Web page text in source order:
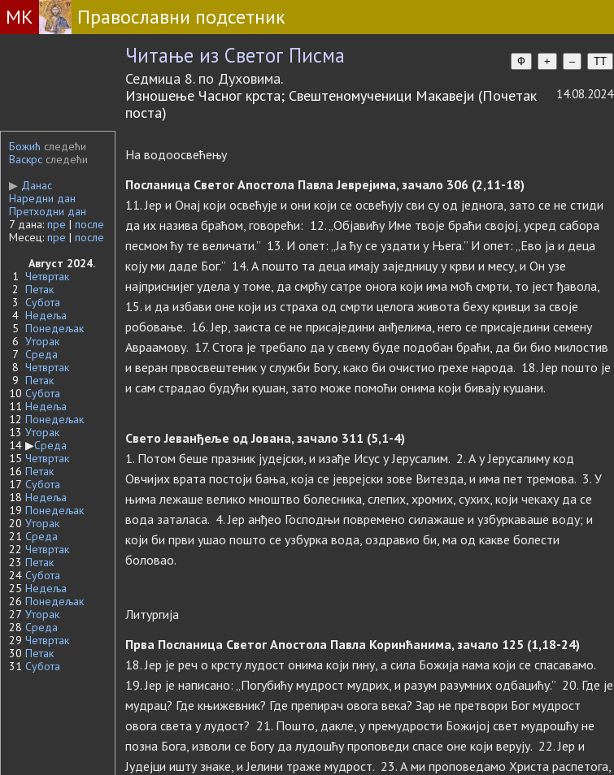
МК Православни подсетник
Читање из Светог Писма Ф + – TT
Седмица 8. по Духовима.
Изношење Часног крста; Свештеномученици Макавеји (Почетак
поста)
14.08.2024
Божић следећи
Васкрс следећи
▶ Данас
Наредни дан
Претходни дан
7 дана: пре | после
Месец: пре | после
Август 2024.
1 Четвртак
2 Петак
3 Субота
4 Недеља
5 Понедељак
6 Уторак
7 Среда
8 Четвртак
9 Петак
10 Субота
11 Недеља
12 Понедељак
13 Уторак
14 ▶Среда
15 Четвртак
16 Петак
17 Субота
18 Недеља
19 Понедељак
20 Уторак
21 Среда
22 Четвртак
23 Петак
24 Субота
25 Недеља
26 Понедељак
27 Уторак
28 Среда
29 Четвртак
30 Петак
31 Субота
На водоосвећењу
Посланица Светог Апостола Павла Јеврејима, зачало 306 (2,11-18)
11. Јер и Онај који освећује и они који се освећују сви су од једнога, зато се не стиди
да их назива браћом, говорећи: 12. „Објавићу Име твоје браћи својој, усред сабора
песмом ћу те величати.” 13. И опет: „Ја ћу се уздати у Њега.” И опет: „Ево ја и деца
коју ми даде Бог.” 14. А пошто та деца имају заједницу у крви и месу, и Он узе
најприснијег удела у томе, да смрћу сатре онога који има моћ смрти, то јест ђавола,
15. и да избави оне који из страха од смрти целога живота беху кривци за своје
робовање. 16. Јер, заиста се не присаједини анђелима, него се присаједини семену
Авраамову. 17. Стога је требало да у свему буде подобан браћи, да би био милостив
и веран првосвештеник у служби Богу, како би очистио грехе народа. 18. Јер пошто је
и сам страдао будући кушан, зато може помоћи онима који бивају кушани.
Свето Јеванђеље од Јована, зачало 311 (5,1-4)
1. Потом беше празник јудејски, и изађе Исус у Јерусалим. 2. А у Јерусалиму код
Овчијих врата постоји бања, која се јеврејски зове Витезда, и има пет тремова. 3. У
њима лежаше велико мноштво болесника, слепих, хромих, сухих, који чекаху да се
вода заталаса. 4. Јер анђео Господњи повремено силажаше и узбуркаваше воду; и
који би први ушао пошто се узбурка вода, оздравио би, ма од какве болести
боловао.
Литургија
Прва Посланица Светог Апостола Павла Коринћанима, зачало 125 (1,18-24)
18. Јер је реч о крсту лудост онима који гину, а сила Божија нама који се спасавамо.
19. Јер је написано: „Погубићу мудрост мудрих, и разум разумних одбацићу.” 20. Где је
мудрац? Где књижевник? Где препирач овога века? Зар не претвори Бог мудрост
овога света у лудост? 21. Пошто, дакле, у премудрости Божијој свет мудрошћу не
позна Бога, изволи се Богу да лудошћу проповеди спасе оне који верују. 22. Јер и
Јудејци ишту знаке, и Јелини траже мудрост. 23. А ми проповедамо Христа распетога,